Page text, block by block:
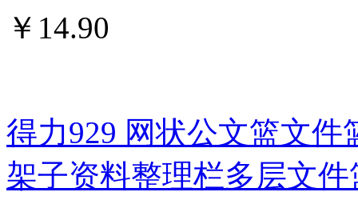
￥ 14.90
得力929 网状公文篮文
架子资料整理栏多层文件